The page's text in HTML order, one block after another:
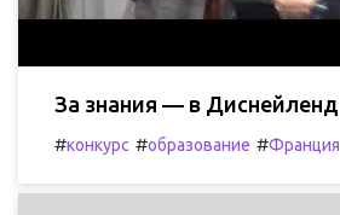
За знания — в Диснейленд
#конкурс #образование #Франция